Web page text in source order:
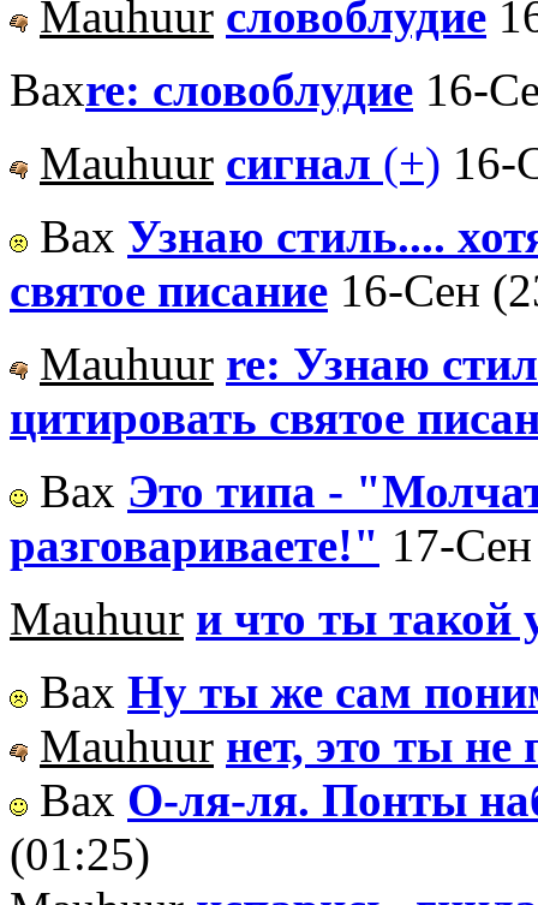
Mauhuur словоблудие
Вахre: словоблудие 16-
Mauhuur сигнал (+) 16-
Вах Узнаю стиль....
святое писание 16-Сен
Mauhuur re: Узнаю
цитировать святое
Вах Это типа -
разговариваете!" 17-
Mauhuur и что ты такой
Вах Ну ты же сам
Mauhuur нет, это ты
Вах О-ля-ля. Понты
(01:25)